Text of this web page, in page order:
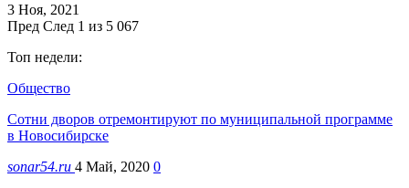
3 Ноя, 2021
Пред След 1 из 5 067
Топ недели:
Общество
Сотни дворов отремонтируют по муниципальной программе
в Новосибирске
sonar54.ru 4 Май, 2020 0